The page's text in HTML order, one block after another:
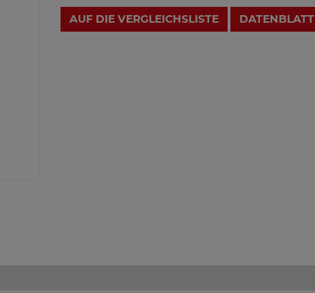
AUF DIE VERGLEICHSLISTE DATENBLATT